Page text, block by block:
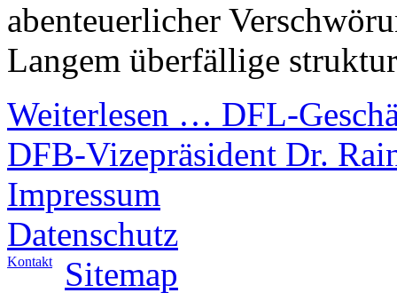
abenteuerlicher
Langem überfällige
Weiterlesen … DFL-
DFB-Vizepräsident Dr.
Impressum
Datenschutz
Kontakt Sitemap